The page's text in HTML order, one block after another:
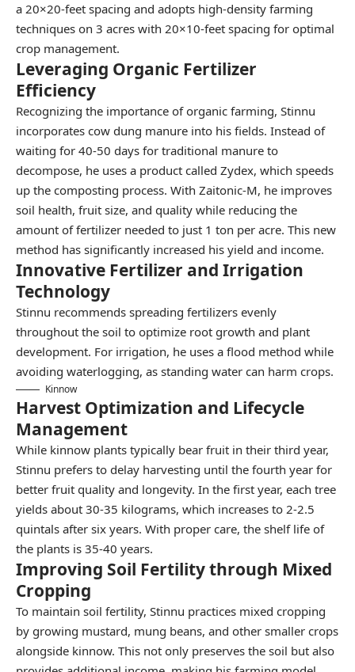
a 20×20-feet spacing and adopts high-density farming
techniques on 3 acres with 20×10-feet spacing for optimal
crop management.
Leveraging Organic Fertilizer
Efficiency
Recognizing the importance of organic farming, Stinnu
incorporates cow dung manure into his fields. Instead of
waiting for 40-50 days for traditional manure to
decompose, he uses a product called Zydex, which speeds
up the composting process. With Zaitonic-M, he improves
soil health, fruit size, and quality while reducing the
amount of fertilizer needed to just 1 ton per acre. This new
method has significantly increased his yield and income.
Innovative Fertilizer and Irrigation
Technology
Stinnu recommends spreading fertilizers evenly
throughout the soil to optimize root growth and plant
development. For irrigation, he uses a flood method while
avoiding waterlogging, as standing water can harm crops.
Kinnow
Harvest Optimization and Lifecycle
Management
While kinnow plants typically bear fruit in their third year,
Stinnu prefers to delay harvesting until the fourth year for
better fruit quality and longevity. In the first year, each tree
yields about 30-35 kilograms, which increases to 2-2.5
quintals after six years. With proper care, the shelf life of
the plants is 35-40 years.
Improving Soil Fertility through Mixed
Cropping
To maintain soil fertility, Stinnu practices mixed cropping
by growing mustard, mung beans, and other smaller crops
alongside kinnow. This not only preserves the soil but also